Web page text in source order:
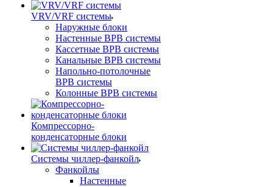
VRV/VRF системы
Наружные блоки
Настенные ВРВ системы
Кассетные ВРВ системы
Канальные ВРВ системы
Напольно-потолочные
ВРВ системы
Колонные ВРВ системы
Компрессорно-
конденсаторные блоки
Системы чиллер-фанкойл
Фанкойлы
Настенные